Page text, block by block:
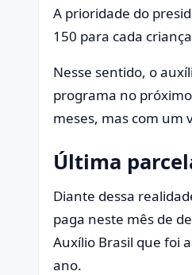
A prioridade do
150 para cada
Nesse sentido, o
programa no
meses, mas com um
Última
Diante dessa
paga neste mês de
Auxílio Brasil que foi
ano.